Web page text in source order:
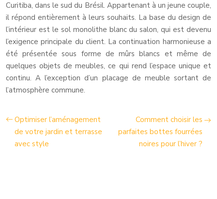
Curitiba, dans le sud du Brésil. Appartenant à un jeune couple,
il répond entièrement à leurs souhaits. La base du design de
l’intérieur est le sol monolithe blanc du salon, qui est devenu
l’exigence principale du client. La continuation harmonieuse a
été présentée sous forme de mûrs blancs et même de
quelques objets de meubles, ce qui rend l’espace unique et
continu. A l’exception d’un placage de meuble sortant de
l’atmosphère commune.
Optimiser l’aménagement
de votre jardin et terrasse
avec style
Comment choisir les
parfaites bottes fourrées
noires pour l’hiver ?